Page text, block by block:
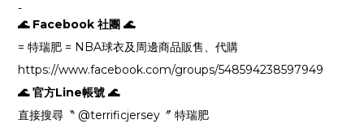
-
🌊 Facebook 社團 🌊
= 特瑞肥 = NBA球衣及周邊商品販售、代購
https://www.facebook.com/groups/548594238597949
🌊 官方Line帳號 🌊
直接搜尋〝 @terrificjersey〞 特瑞肥